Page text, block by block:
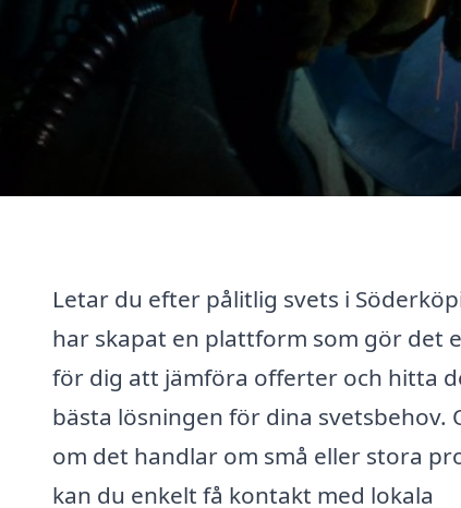
Letar du efter pålitlig svets i
har skapat en plattform som gör det
för dig att jämföra offerter och hitta
bästa lösningen för dina svetsbehov.
om det handlar om små eller stora
kan du enkelt få kontakt med lokala